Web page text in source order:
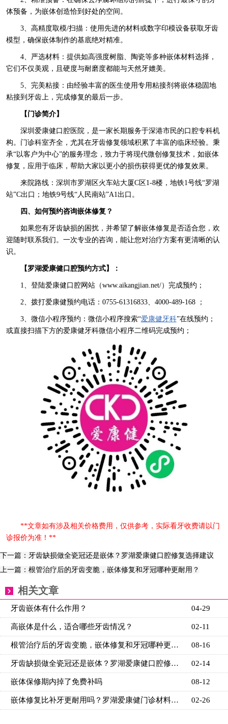
体预备，为嵌体创造恰到好处的空间。
3、高精度取模/扫描：使用先进的材料或数字印模设备获取牙齿
模型，确保嵌体制作的基底绝对精准。
4、严选材料：提供如高强度树脂、陶瓷等多种嵌体材料选择，
它们不仅美观，且硬度与耐磨度都能与天然牙媲美。
5、完美粘接：由经验丰富的医生使用专用粘接剂将嵌体稳固地
粘接到牙齿上，完成修复的最后一步。
【门诊简介】
深圳爱康健口腔医院，是一家长期服务于深港市民的口腔专科机
构。门诊科室齐全，尤其在牙齿修复领域积累了丰富的临床经验。秉
承“以客户为中心”的服务理念，致力于将现代微创修复技术，如嵌体
修复，应用于临床，帮助大家以更小的损伤获得更优的修复效果。
来院路线：深圳市罗湖区火车站大厦C区1-8楼，地铁1号线“罗湖
站”C出口；地铁9号线“人民南站”A1出口。
四、如何预约咨询嵌体修复？
如果您有牙齿缺损的困扰，并希望了解嵌体修复是否适合您，欢
迎随时联系我们。一次专业的咨询，能让您对治疗方案有更清晰的认
识。
【罗湖爱康健口腔预约方式】：
1、登陆爱康健口腔网站（www.aikangjian.net/）完成预约；
2、拨打爱康健预约电话：0755-61316833、4000-489-168 ；
3、微信小程序预约：微信小程序搜索“爱康健牙科”在线预约；
或直接扫描下方的爱康健牙科微信小程序二维码完成预约；
**文章如有涉及相关价格费用，仅供参考，实际看牙收费请以门
诊报价为准！**
下一篇：牙齿缺损做全瓷冠还是嵌体？罗湖爱康健口腔修复选择建议
上一篇：根管治疗后的牙齿变脆，嵌体修复和牙冠哪种更耐用？
相关文章
04-29
牙齿嵌体有什么作用？
02-11
高嵌体是什么，适合哪些牙齿情况？
08-16
根管治疗后的牙齿变脆，嵌体修复和牙冠哪种更耐用？
02-14
牙齿缺损做全瓷冠还是嵌体？罗湖爱康健口腔修复选择建
08-12
嵌体保修期内掉了免费补吗
02-26
嵌体修复比补牙更耐用吗？罗湖爱康健门诊材料对比